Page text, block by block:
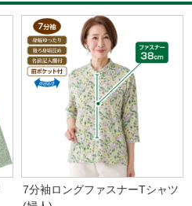
7分袖ロングファスナーTシャツ